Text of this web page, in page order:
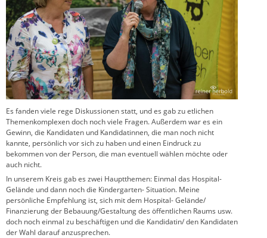
Es fanden viele rege Diskussionen statt, und es gab zu etlichen
Themenkomplexen doch noch viele Fragen. Außerdem war es ein
Gewinn, die Kandidaten und Kandidatinnen, die man noch nicht
kannte, persönlich vor sich zu haben und einen Eindruck zu
bekommen von der Person, die man eventuell wählen möchte oder
auch nicht.
In unserem Kreis gab es zwei Hauptthemen: Einmal das Hospital-
Gelände und dann noch die Kindergarten- Situation. Meine
persönliche Empfehlung ist, sich mit dem Hospital- Gelände/
Finanzierung der Bebauung/Gestaltung des öffentlichen Raums usw.
doch noch einmal zu beschäftigen und die Kandidatin/ den Kandidaten
der Wahl darauf anzusprechen.